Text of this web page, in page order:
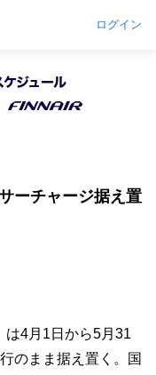
ログイン
ーチャージ据え置
は4月1日から5月31
のまま据え置く。国